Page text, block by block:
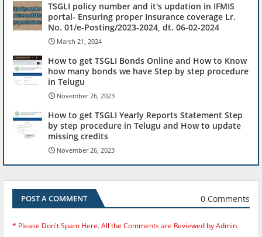
TSGLI policy number and it's updation in IFMIS
portal- Ensuring proper Insurance coverage Lr.
No. 01/e-Posting/2023-2024, dt. 06-02-2024
March 21, 2024
How to get TSGLI Bonds Online and How to Know
how many bonds we have Step by step procedure
in Telugu
November 26, 2023
How to get TSGLI Yearly Reports Statement Step
by step procedure in Telugu and How to update
missing credits
November 26, 2023
POST A COMMENT 0 Comments
* Please Don't Spam Here. All the Comments are Reviewed by Admin.